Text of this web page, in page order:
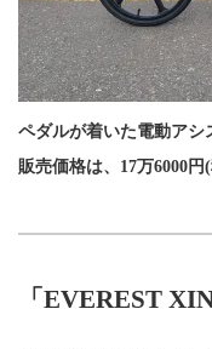
ペダルが着いた電動アシ
販売価格は、17万6000円
「EVEREST